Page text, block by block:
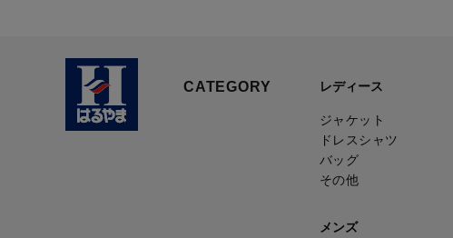
CATEGORY レディース
ジャケット
ドレスシャツ
バッグ
その他
メンズ